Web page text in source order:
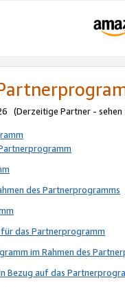
(Derzeitige Partner - sehen
des Partnerprogramms
das Partnerprogramm
im Rahmen des
Bezug auf das